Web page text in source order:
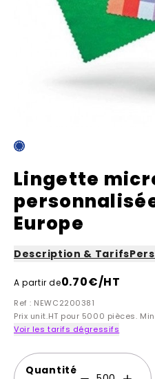
Lingette
Europe
Description & Tarifs
A partir de0.70€/HT
Ref : NEWC2200381
Prix unit.HT pour 5000 pièces.
Voir les tarifs dégressifs
Quantité